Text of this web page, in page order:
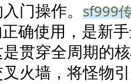
门操作。 sf999
使用，是新手
贯穿全周期的
火墙，将怪物